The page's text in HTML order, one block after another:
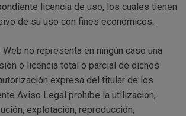
licencia de uso, los cuales tienen
de su uso con fines económicos.
no representa en ningún caso una
o licencia total o parcial de dichos
expresa del titular de los
Aviso Legal prohíbe la utilización,
explotación, reproducción,